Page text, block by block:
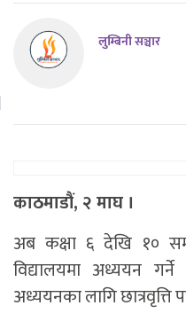
लुम्बिनी सञ्चार
काठमाडौं, २ माघ ।
अब कक्षा ६ देखि १०
विद्यालयमा अध्ययन गर्ने
अध्ययनका लागि